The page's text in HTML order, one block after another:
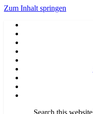
Zum Inhalt springen
Search this website